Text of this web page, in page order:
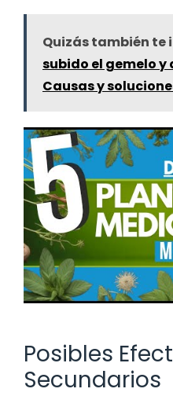
Quizás también te
subido el gemelo y
Causas y
Posibles
Secundarios